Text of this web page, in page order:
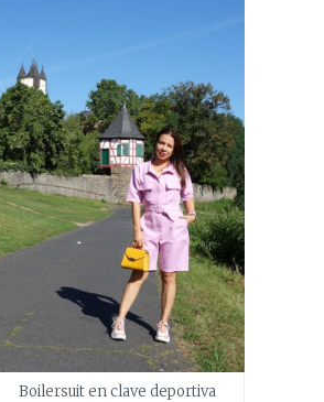
Boilersuit en clave deportiva